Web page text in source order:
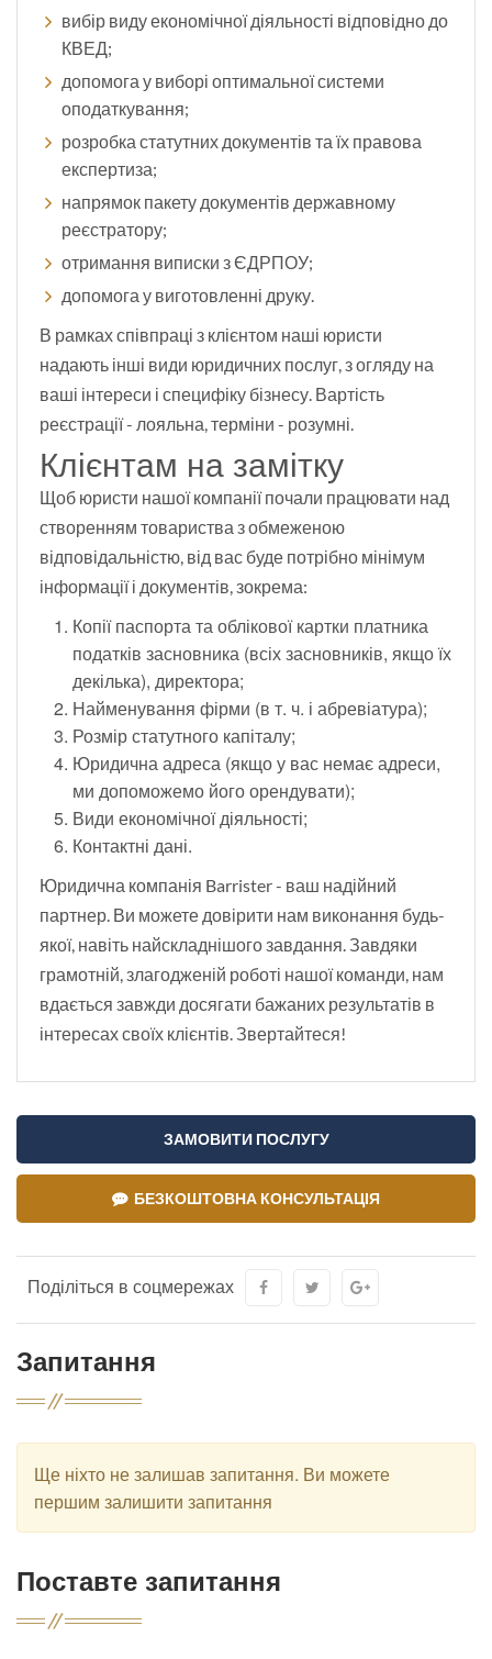
вибір виду економічної діяльності відповідно до
КВЕД;
допомога у виборі оптимальної системи
оподаткування;
розробка статутних документів та їх правова
експертиза;
напрямок пакету документів державному
реєстратору;
отримання виписки з ЄДРПОУ;
допомога у виготовленні друку.
В рамках співпраці з клієнтом наші юристи
надають інші види юридичних послуг, з огляду на
ваші інтереси і специфіку бізнесу. Вартість
реєстрації - лояльна, терміни - розумні.
Клієнтам на замітку
Щоб юристи нашої компанії почали працювати над
створенням товариства з обмеженою
відповідальністю, від вас буде потрібно мінімум
інформації і документів, зокрема:
копії паспорта та облікової картки платника
податків засновника (всіх засновників, якщо їх
декілька), директора;
найменування фірми (в т. ч. і абревіатура);
розмір статутного капіталу;
юридична адреса (якщо у вас немає адреси,
ми допоможемо його орендувати);
види економічної діяльності;
контактні дані.
Юридична компанія Barrister - ваш надійний
партнер. Ви можете довірити нам виконання будь-
якої, навіть найскладнішого завдання. Завдяки
грамотній, злагодженій роботі нашої команди, нам
вдається завжди досягати бажаних результатів в
інтересах своїх клієнтів. Звертайтеся!
ЗАМОВИТИ ПОСЛУГУ
БЕЗКОШТОВНА КОНСУЛЬТАЦІЯ
Поділіться в соцмережах
Запитання
Ще ніхто не залишав запитання. Ви можете
першим залишити запитання
Поставте запитання